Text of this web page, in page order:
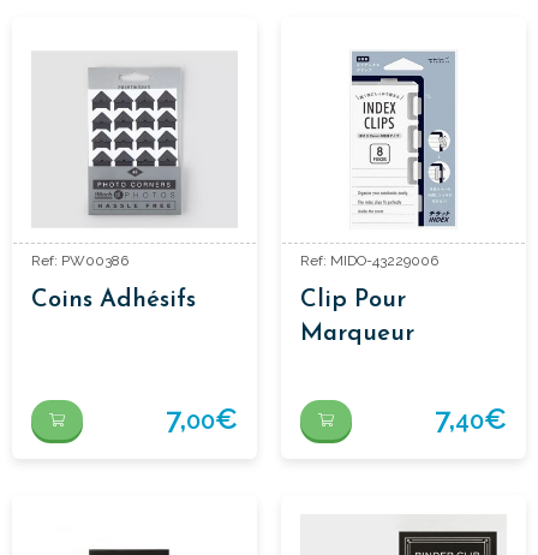
Ref: PW00386
Coins Adhésifs
7,00€
Ref: MIDO-43229006
Clip Pour
Marqueur
7,40€